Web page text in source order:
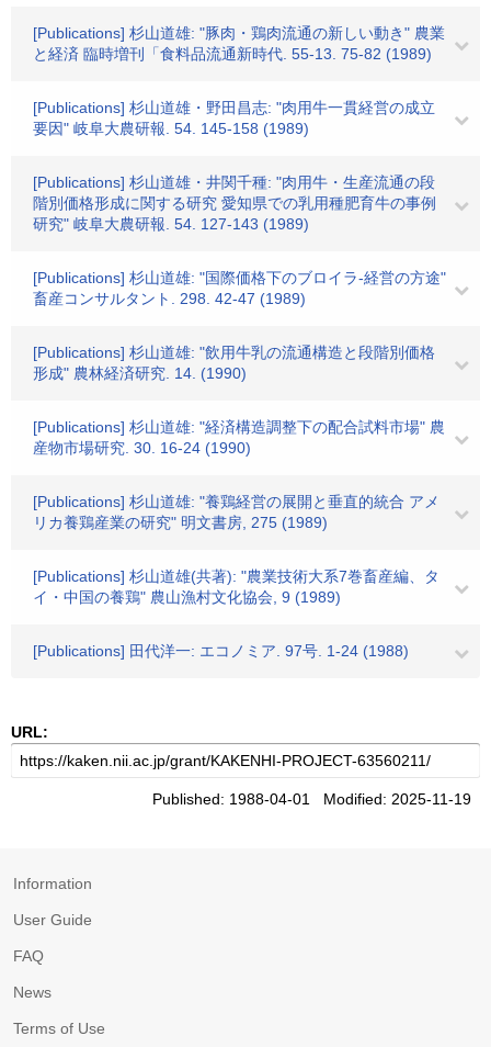
[Publications] 杉山道雄: "豚肉・鶏肉流通の新しい動き" 農業
と経済 臨時増刊「食料品流通新時代. 55-13. 75-82 (1989)
[Publications] 杉山道雄・野田昌志: "肉用牛一貫経営の成立
要因" 岐阜大農研報. 54. 145-158 (1989)
[Publications] 杉山道雄・井関千種: "肉用牛・生産流通の段
階別価格形成に関する研究 愛知県での乳用種肥育牛の事例
研究" 岐阜大農研報. 54. 127-143 (1989)
[Publications] 杉山道雄: "国際価格下のブロイラ-経営の方途"
畜産コンサルタント. 298. 42-47 (1989)
[Publications] 杉山道雄: "飲用牛乳の流通構造と段階別価格
形成" 農林経済研究. 14. (1990)
[Publications] 杉山道雄: "経済構造調整下の配合試料市場" 農
産物市場研究. 30. 16-24 (1990)
[Publications] 杉山道雄: "養鶏経営の展開と垂直的統合 アメ
リカ養鶏産業の研究" 明文書房, 275 (1989)
[Publications] 杉山道雄(共著): "農業技術大系7巻畜産編、タ
イ・中国の養鶏" 農山漁村文化協会, 9 (1989)
[Publications] 田代洋一: エコノミア. 97号. 1-24 (1988)
URL:
Published: 1988-04-01 Modified: 2025-11-19
Information
User Guide
FAQ
News
Terms of Use